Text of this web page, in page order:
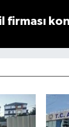
firması